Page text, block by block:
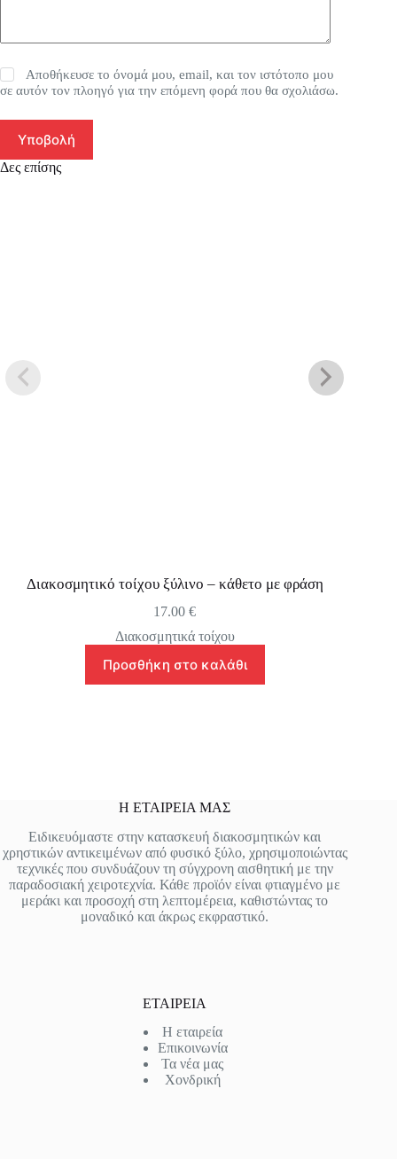
Αποθήκευσε το όνομά μου, email, και τον ιστότοπο μου
σε αυτόν τον πλοηγό για την επόμενη φορά που θα σχολιάσω.
Υποβολή
Δες επίσης
Διακοσμητικό τοίχου ξύλινο – κάθετο με φράση
17.00€
Διακοσμητικά τοίχου
Προσθήκη στο καλάθι
Η ΕΤΑΙΡΕΙΑ ΜΑΣ
Ειδικευόμαστε στην κατασκευή διακοσμητικών και
χρηστικών αντικειμένων από φυσικό ξύλο, χρησιμοποιώντας
τεχνικές που συνδυάζουν τη σύγχρονη αισθητική με την
παραδοσιακή χειροτεχνία. Κάθε προϊόν είναι φτιαγμένο με
μεράκι και προσοχή στη λεπτομέρεια, καθιστώντας το
μοναδικό και άκρως εκφραστικό.
ΕΤΑΙΡΕΙΑ
Η εταιρεία
Επικοινωνία
Τα νέα μας
Χονδρική